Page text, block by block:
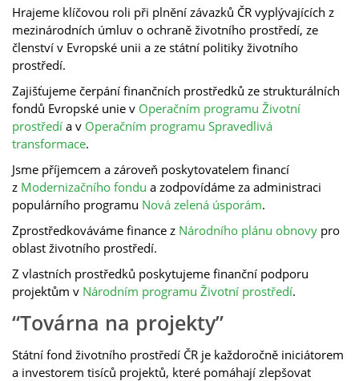
Hrajeme klíčovou roli při plnění závazků ČR vyplývajících z
mezinárodních úmluv o ochraně životního prostředí, ze
členství v Evropské unii a ze státní politiky životního
prostředí.
Zajišťujeme čerpání finančních prostředků ze strukturálních
fondů Evropské unie v Operačním programu Životní
prostředí a v Operačním programu Spravedlivá
transformace.
Jsme příjemcem a zároveň poskytovatelem financí
z Modernizačního fondu a zodpovídáme za administraci
populárního programu Nová zelená úsporám.
Zprostředkováváme finance z Národního plánu obnovy pro
oblast životního prostředí.
Z vlastních prostředků poskytujeme finanční podporu
projektům v Národním programu Životní prostředí.
“Továrna na projekty”
Státní fond životního prostředí ČR je každoročně iniciátorem
a investorem tisíců projektů, které pomáhají zlepšovat